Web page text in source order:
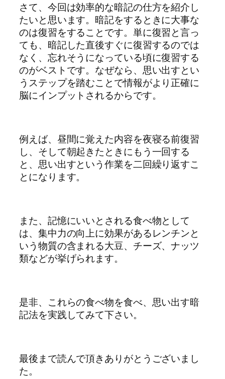
さて、今回は効率的な暗記の仕方を紹介し
たいと思います。暗記をするときに大事な
のは復習をすることです。単に復習と言っ
ても、暗記した直後すぐに復習するのでは
なく、忘れそうになっている頃に復習する
のがベストです。なぜなら、思い出すとい
うステップを踏むことで情報がより正確に
脳にインプットされるからです。
例えば、昼間に覚えた内容を夜寝る前復習
し、そして朝起きたときにもう一回する
と、思い出すという作業を二回繰り返すこ
とになります。
また、記憶にいいとされる食べ物として
は、集中力の向上に効果があるレンチンと
いう物質の含まれる大豆、チーズ、ナッツ
類などが挙げられます。
是非、これらの食べ物を食べ、思い出す暗
記法を実践してみて下さい。
最後まで読んで頂きありがとうございまし
た。